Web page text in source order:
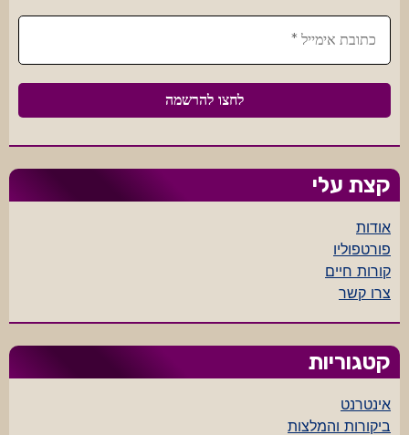
קצת עלי
אודות
פורטפוליו
קורות חיים
צרו קשר
קטגוריות
אינטרנט
ביקורות והמלצות